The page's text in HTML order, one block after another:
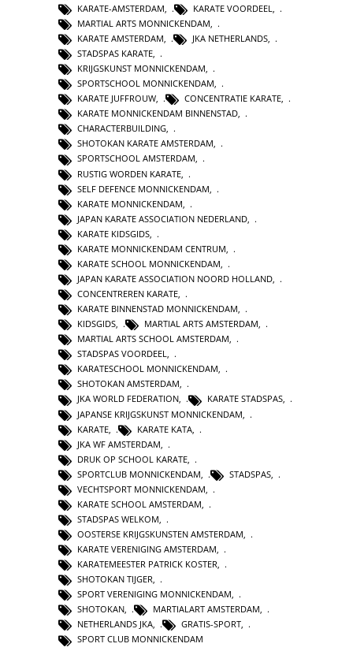
KARATE-AMSTERDAM
KARATE VOORDEEL
MARTIAL ARTS MONNICKENDAM
KARATE AMSTERDAM
JKA NETHERLANDS
STADSPAS KARATE,
KRIJGSKUNST MONNICKENDAM,
SPORTSCHOOL MONNICKENDAM,
KARATE JUFFROUW, CONCENTRATIE KARATE,
KARATE MONNICKENDAM BINNENSTAD,
CHARACTERBUILDING,
SHOTOKAN KARATE AMSTERDAM,
SPORTSCHOOL AMSTERDAM,
RUSTIG WORDEN KARATE
SELF DEFENCE MONNICKENDAM
KARATE MONNICKENDAM
JAPAN KARATE ASSOCIATION NEDERLAND
KARATE KIDSGIDS
KARATE MONNICKENDAM CENTRUM
KARATE SCHOOL MONNICKENDAM
JAPAN KARATE ASSOCIATION NOORD HOLLAND
CONCENTREREN KARATE,
KARATE BINNENSTAD MONNICKENDAM,
KIDSGIDS, MARTIAL ARTS AMSTERDAM,
MARTIAL ARTS SCHOOL AMSTERDAM,
STADSPAS VOORDEEL,
KARATESCHOOL MONNICKENDAM,
SHOTOKAN AMSTERDAM,
JKA WORLD FEDERATION, KARATE STADSPAS,
JAPANSE KRIJGSKUNST MONNICKENDAM
KARATE
KARATE KATA
JKA WF AMSTERDAM
DRUK OP SCHOOL KARATE
SPORTCLUB MONNICKENDAM
STADSPAS
VECHTSPORT MONNICKENDAM
KARATE SCHOOL AMSTERDAM
STADSPAS WELKOM
OOSTERSE KRIJGSKUNSTEN AMSTERDAM,
KARATE VERENIGING AMSTERDAM,
KARATEMEESTER PATRICK KOSTER,
SHOTOKAN TIJGER,
SPORT VERENIGING MONNICKENDAM,
SHOTOKAN, MARTIALART AMSTERDAM,
NETHERLANDS JKA, GRATIS-SPORT,
SPORT CLUB MONNICKENDAM